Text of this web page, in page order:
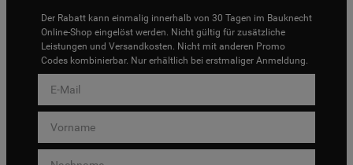
Der Rabatt kann einmalig innerhalb von 30 Tagen im Bauknecht
Online-Shop eingelöst werden. Nicht gültig für zusätzliche
Leistungen und Versandkosten. Nicht mit anderen Promo
Codes kombinierbar. Nur erhältlich bei erstmaliger Anmeldung.